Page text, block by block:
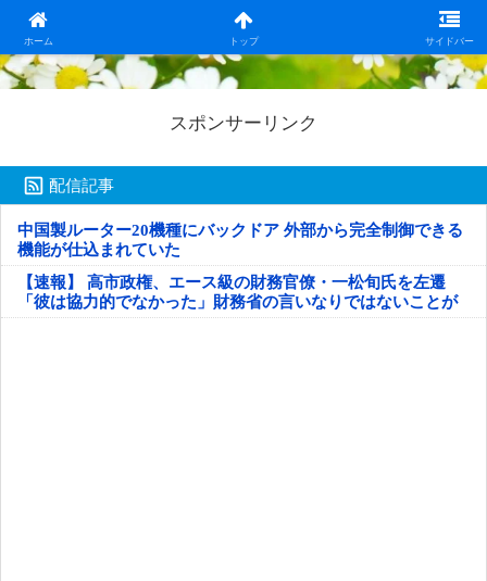
ホーム トップ サイドバー
日本第一！ニュース録
スポンサーリンク
配信記事
中国製ルーター20機種にバックドア 外部から完全制御できる
機能が仕込まれていた
【速報】 高市政権、エース級の財務官僚・一松旬氏を左遷
「彼は協力的でなかった」財務省の言いなりではないことが
判明